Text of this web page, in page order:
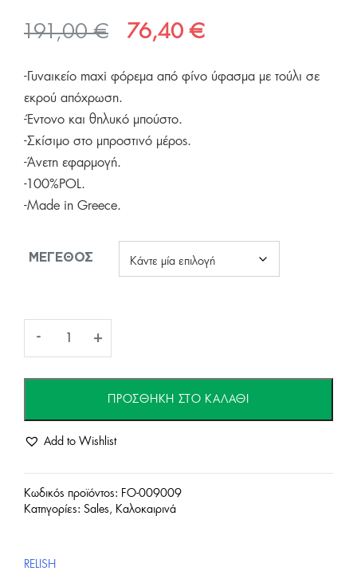
191,00€
Original
was:
191,00 €.
76,40€Η
τιμή
-Γυναικείο maxi φόρεμα από φίνο ύφασμα με τούλι σε
εκρού απόχρωση.
-Έντονο και θηλυκό μπούστο.
-Σκίσιμο στο μπροστινό μέρος.
-Άνετη εφαρμογή.
-100%POL.
-Made in Greece.
ΜΈΓΕΘΟΣ
- Γυναικείο
Εκρού
+
ΠΡΟΣΘΉΚΗ ΣΤΟ ΚΑΛΆΘΙ
Add to Wishlist
Κωδικός προϊόντος: FO-009009
Κατηγορίες: Sales , Καλοκαιρινά
RELISH